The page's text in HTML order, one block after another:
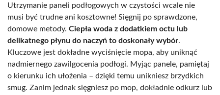
Utrzymanie paneli podłogowych w czystości wcale nie
musi być trudne ani kosztowne! Sięgnij po sprawdzone,
domowe metody. Ciepła woda z dodatkiem octu lub
delikatnego płynu do naczyń to doskonały wybór.
Kluczowe jest dokładne wyciśnięcie mopa, aby uniknąć
nadmiernego zawilgocenia podłogi. Myjąc panele, pamiętaj
o kierunku ich ułożenia – dzięki temu unikniesz brzydkich
smug. Zanim jednak sięgniesz po mop, dokładnie odkurz lub